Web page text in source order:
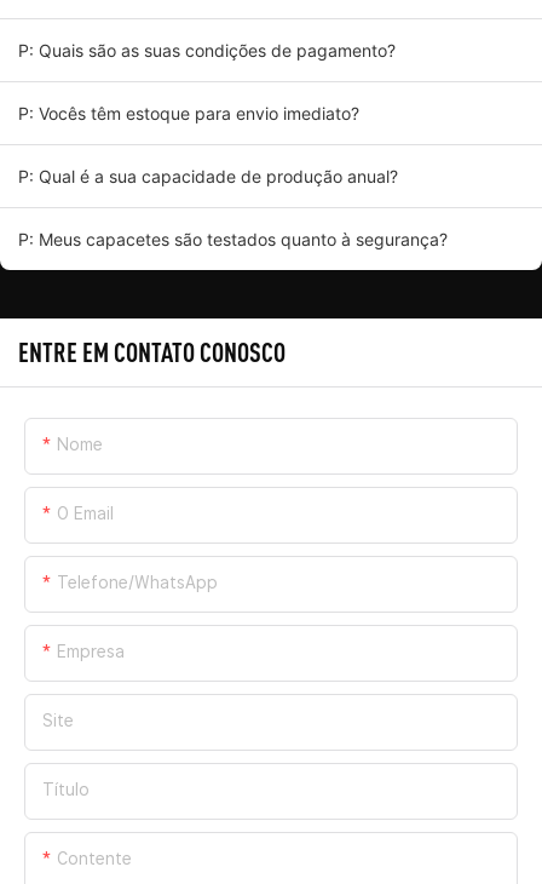
P: Quais são as suas condições de pagamento?
P: Vocês têm estoque para envio imediato?
P: Qual é a sua capacidade de produção anual?
P: Meus capacetes são testados quanto à segurança?
ENTRE EM CONTATO CONOSCO
Nome
O Email
Telefone/WhatsApp
Empresa
Site
Título
Contente